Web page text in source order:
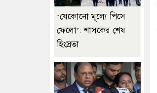
‘যেকোনো মূল্যে পিসে
ফেলো’: শাসকের শেষ
হিংস্রতা